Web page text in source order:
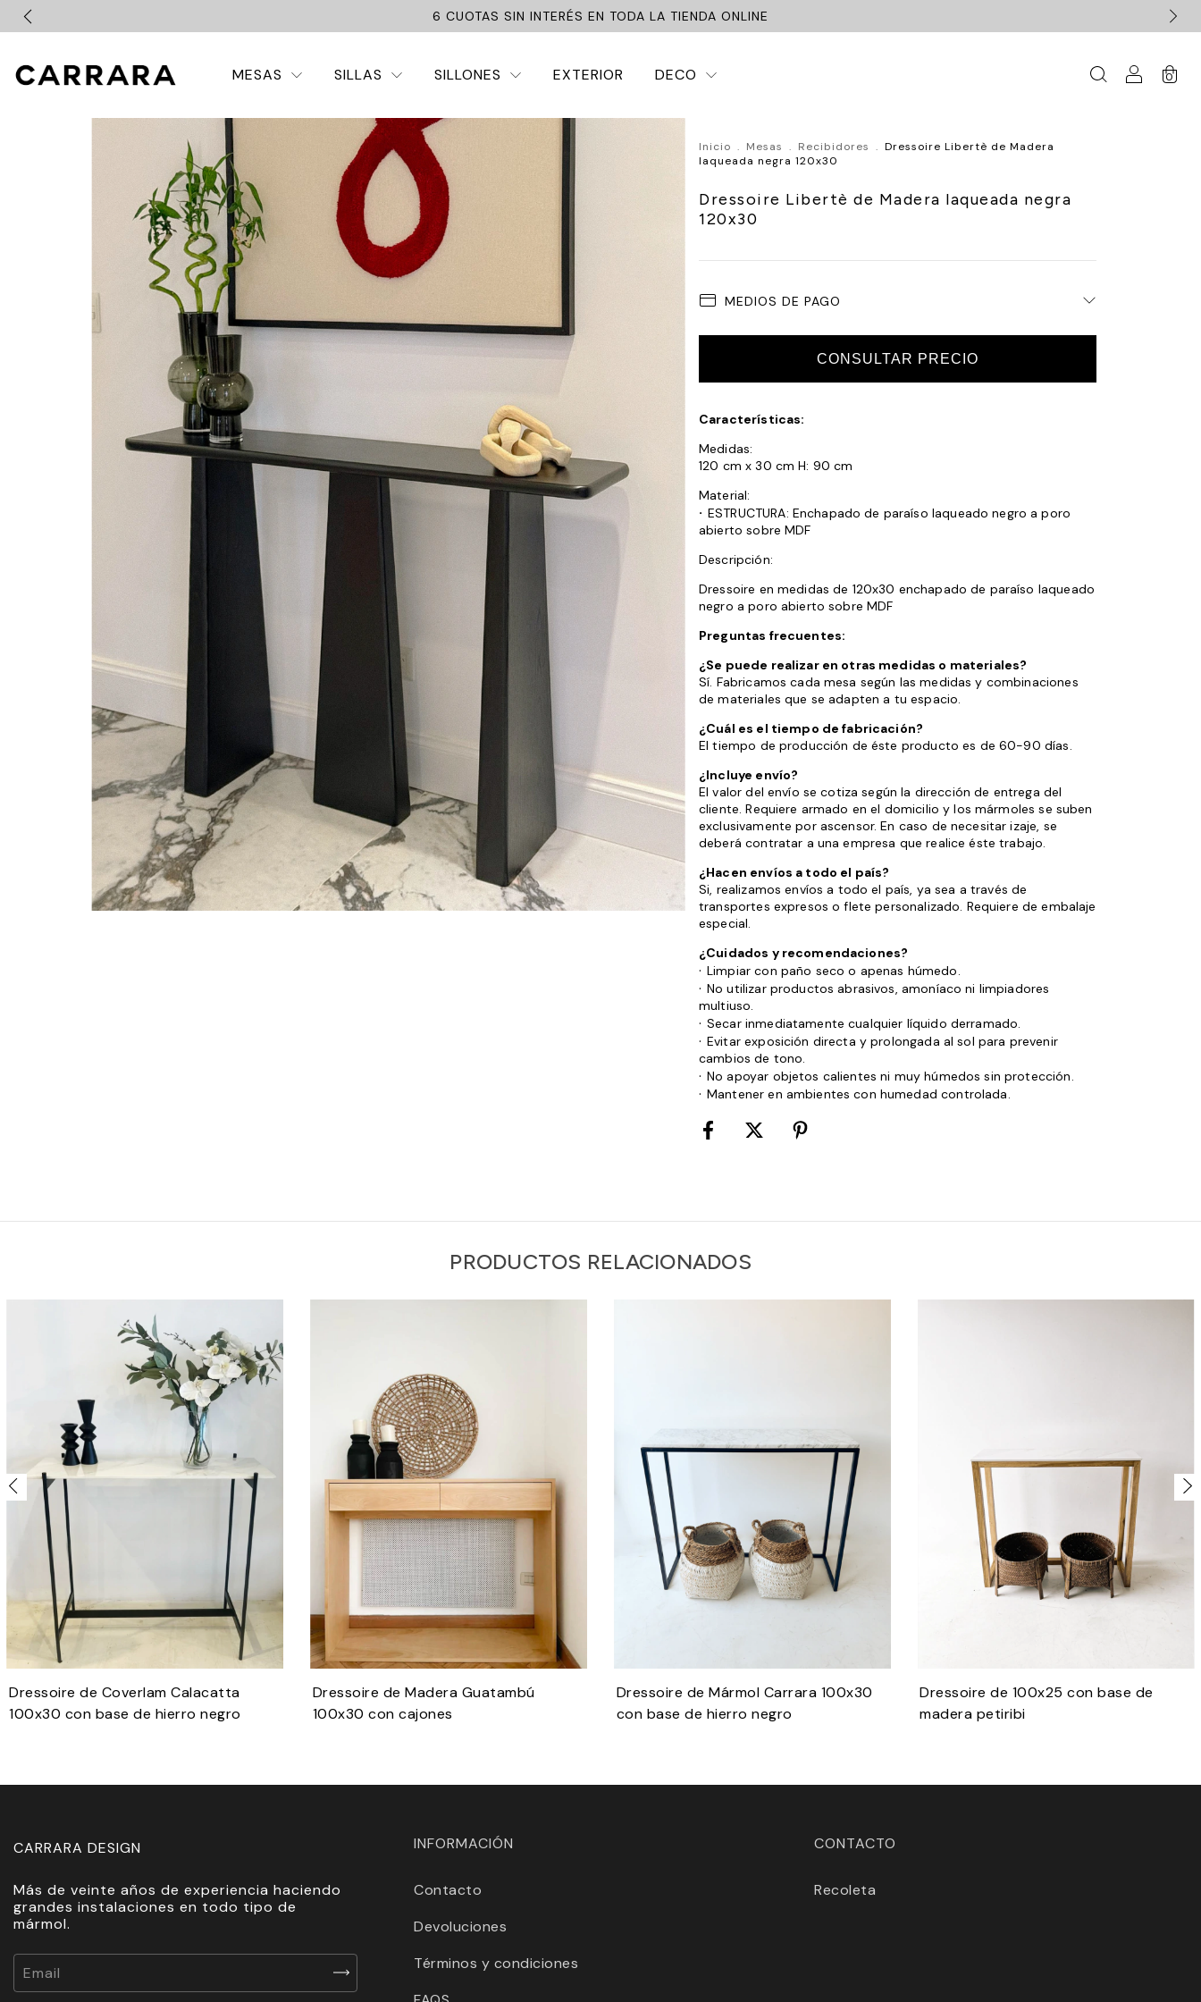
6 CUOTAS SIN INTERÉS EN TODA LA TIENDA ONLINE
MESAS SILLAS SILLONES EXTERIOR DECO 0
Inicio . Mesas . Recibidores . Dressoire Libertè de Madera
laqueada negra 120x30
Dressoire Libertè de Madera laqueada negra
120x30
MEDIOS DE PAGO
CONSULTAR PRECIO
Características:
Medidas:
120 cm x 30 cm H: 90 cm
Material:
· ESTRUCTURA: Enchapado de paraíso laqueado negro a poro
abierto sobre MDF
Descripción:
Dressoire en medidas de 120x30 enchapado de paraíso laqueado
negro a poro abierto sobre MDF
Preguntas frecuentes:
¿Se puede realizar en otras medidas o materiales?
Sí. Fabricamos cada mesa según las medidas y combinaciones
de materiales que se adapten a tu espacio.
¿Cuál es el tiempo de fabricación?
El tiempo de producción de éste producto es de 60-90 días.
¿Incluye envío?
El valor del envío se cotiza según la dirección de entrega del
cliente. Requiere armado en el domicilio y los mármoles se suben
exclusivamente por ascensor. En caso de necesitar izaje, se
deberá contratar a una empresa que realice éste trabajo.
¿Hacen envíos a todo el país?
Si, realizamos envíos a todo el país, ya sea a través de
transportes expresos o flete personalizado. Requiere de embalaje
especial.
¿Cuidados y recomendaciones?
· Limpiar con paño seco o apenas húmedo.
· No utilizar productos abrasivos, amoníaco ni limpiadores
multiuso.
· Secar inmediatamente cualquier líquido derramado.
· Evitar exposición directa y prolongada al sol para prevenir
cambios de tono.
· No apoyar objetos calientes ni muy húmedos sin protección.
· Mantener en ambientes con humedad controlada.
PRODUCTOS RELACIONADOS
Dressoire de Coverlam Calacatta
100x30 con base de hierro negro
Dressoire de Madera Guatambú
100x30 con cajones
Dressoire de Mármol Carrara 100x30
con base de hierro negro
Dressoire de 100x25 con base de
madera petiribi
Más de veinte años de experiencia haciendo
grandes instalaciones en todo tipo de
mármol.
INFORMACIÓN
Contacto
Devoluciones
Términos y condiciones
CONTACTO
Recoleta
CARRARA DESIGN